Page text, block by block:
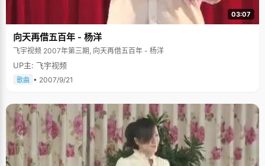
03:07
向天再借五百年 - 杨洋
飞宇视频 2007年第三期, 向天再借五百年 - 杨洋
UP主: 飞宇视频
歌曲 • 2007/9/21